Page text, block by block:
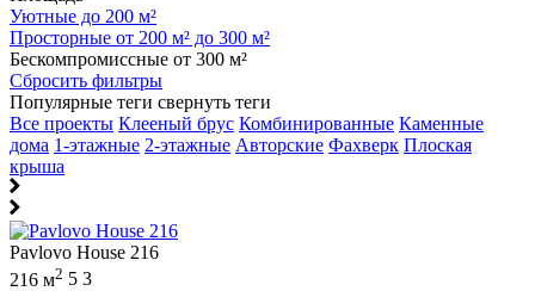
Уютные до 200 м²
Просторные от 200 м² до 300 м²
Бескомпромиссные от 300 м²
Сбросить фильтры
Популярные теги свернуть теги
Все проекты Клееный брус Комбинированные Каменные
дома 1-этажные 2-этажные Авторские Фахверк Плоская
крыша
Pavlovo House 216
216 м2 5 3